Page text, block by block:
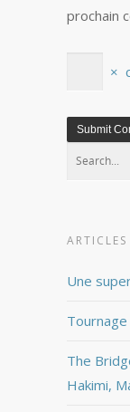
prochain
×
ARTICLES
Une
The
Hakimi,